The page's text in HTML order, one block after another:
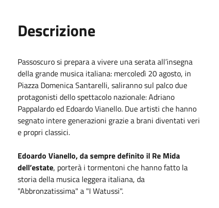
Descrizione
Passoscuro si prepara a vivere una serata all’insegna
della grande musica italiana: mercoledì 20 agosto, in
Piazza Domenica Santarelli, saliranno sul palco due
protagonisti dello spettacolo nazionale: Adriano
Pappalardo ed Edoardo Vianello. Due artisti che hanno
segnato intere generazioni grazie a brani diventati veri
e propri classici.
Edoardo Vianello, da sempre definito il Re Mida
dell’estate, porterà i tormentoni che hanno fatto la
storia della musica leggera italiana, da
"Abbronzatissima" a "I Watussi".